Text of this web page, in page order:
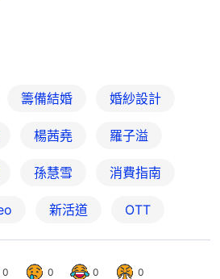
籌備結婚 婚紗設計
楊茜堯 羅子溢
孫慧雪 消費指南
新活道 OTT
0 0 0 0